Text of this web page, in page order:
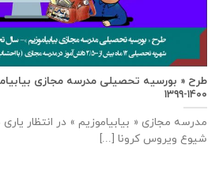
طرح « بورسیه تحصیلی مدرسه مجازی
۱۴۰۰-۱۳۹۹
مدرسه مجازی « بیابیاموزیم » در انتظار
شیوع ویروس کرونا [...]